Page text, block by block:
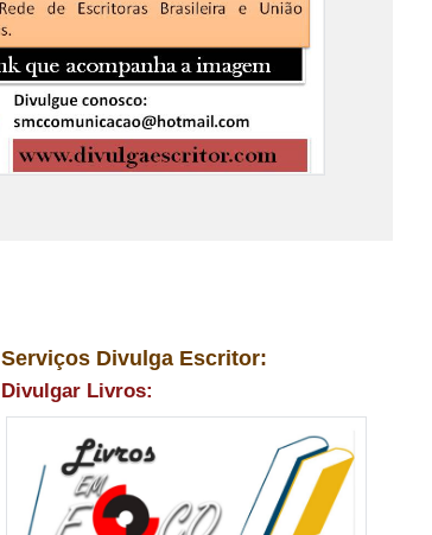
Serviços Divulga Escritor:
Divulgar Livros: